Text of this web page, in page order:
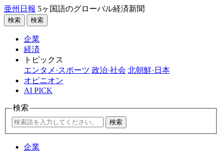
亜州日報 5ヶ国語のグローバル経済新聞
検索 検索
企業
経済
トピックス
エンタメ·スポーツ 政治·社会 北朝鮮·日本
オピニオン
AI PICK
検索
検索
企業